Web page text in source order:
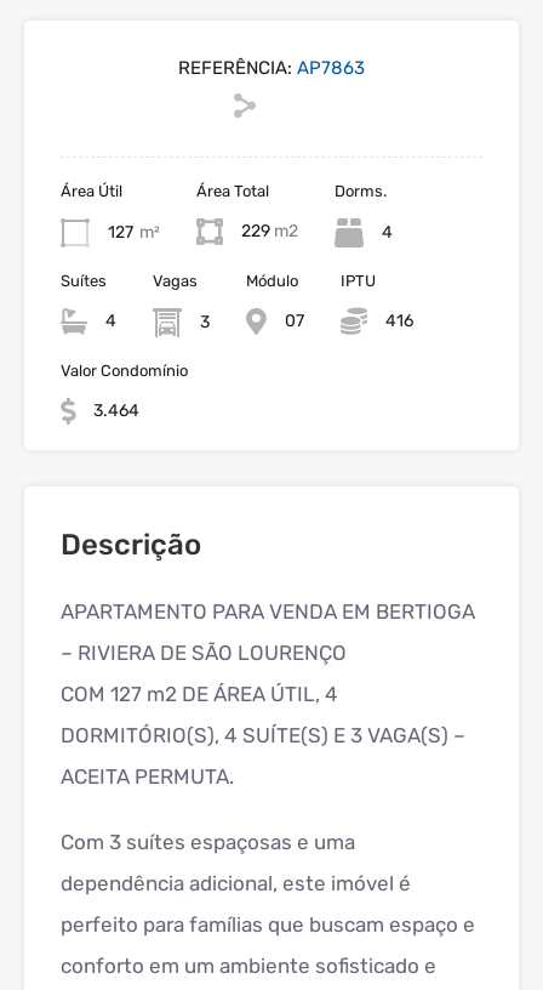
REFERÊNCIA: AP7863
Dorms.
4
Vagas
3
Área Útil
127 m²
Área Total
229
Suítes
4
Módulo
07
IPTU
416
Valor Condomínio
3.464
Descrição
APARTAMENTO PARA VENDA EM BERTIOGA
– RIVIERA DE SÃO LOURENÇO
COM 127 m2 DE ÁREA ÚTIL, 4
DORMITÓRIO(S), 4 SUÍTE(S) E 3 VAGA(S) –
ACEITA PERMUTA.
Com 3 suítes espaçosas e uma
dependência adicional, este imóvel é
perfeito para famílias que buscam espaço e
conforto em um ambiente sofisticado e